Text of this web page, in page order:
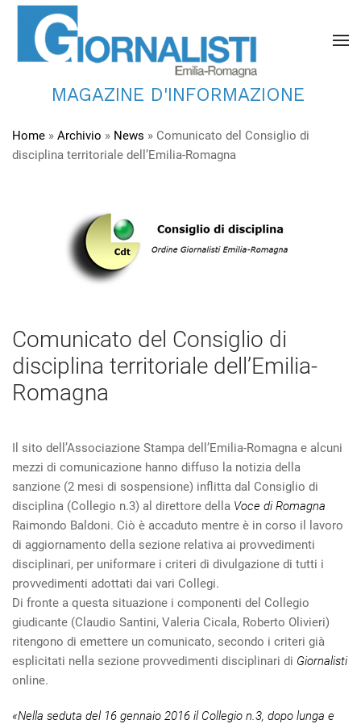
MAGAZINE D'INFORMAZIONE
Home » Archivio » News » Comunicato del Consiglio di
disciplina territoriale dell’Emilia-Romagna
Comunicato del Consiglio di
disciplina territoriale dell’Emilia-
Romagna
Il sito dell’Associazione Stampa dell’Emilia-Romagna e alcuni
mezzi di comunicazione hanno diffuso la notizia della
sanzione (2 mesi di sospensione) inflitta dal Consiglio di
disciplina (Collegio n.3) al direttore della Voce di Romagna
Raimondo Baldoni. Ciò è accaduto mentre è in corso il lavoro
di aggiornamento della sezione relativa ai provvedimenti
disciplinari, per uniformare i criteri di divulgazione di tutti i
provvedimenti adottati dai vari Collegi.
Di fronte a questa situazione i componenti del Collegio
giudicante (Claudio Santini, Valeria Cicala, Roberto Olivieri)
ritengono di emettere un comunicato, secondo i criteri già
esplicitati nella sezione provvedimenti disciplinari di Giornalisti
online.
«Nella seduta del 16 gennaio 2016 il Collegio n.3, dopo lunga e